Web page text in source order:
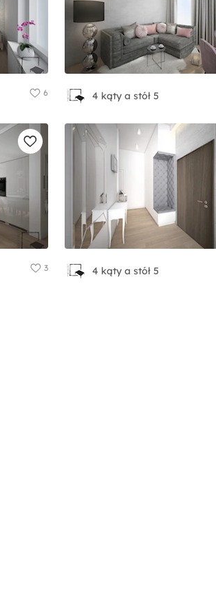
6 4 kąty a stół 5
3 4 kąty a stół 5